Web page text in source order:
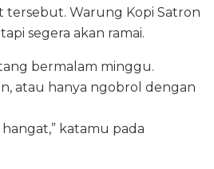
tersebut. Warung Kopi Satron
segera akan ramai.
bermalam minggu.
atau hanya ngobrol dengan
katamu pada